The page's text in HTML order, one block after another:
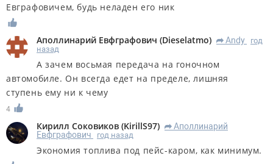
Евграфовичем, будь неладен его ник
Аполлинарий Евфграфович (Dieselatmo) R Andy
год
назад
А зачем восьмая передача на гоночном
автомобиле. Он всегда едет на пределе, лишняя
ступень ему ни к чему
4
Кирилл Соковиков (KirillS97) R Аполлинарий
Евфграфович
год назад
Экономия топлива под пейс-каром, как минимум.